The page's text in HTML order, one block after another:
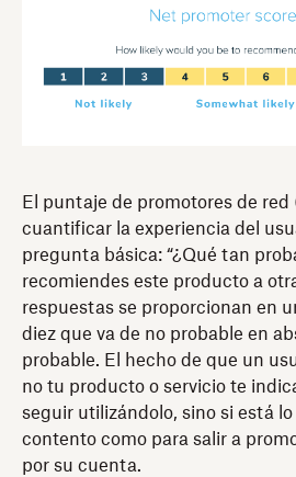
El puntaje de promotores de red
cuantificar la experiencia del
pregunta básica: “¿Qué tan
recomiendes este producto a
respuestas se proporcionan en
diez que va de no probable en
probable. El hecho de que un
no tu producto o servicio te
seguir utilizándolo, sino si está
contento como para salir a
por su cuenta.